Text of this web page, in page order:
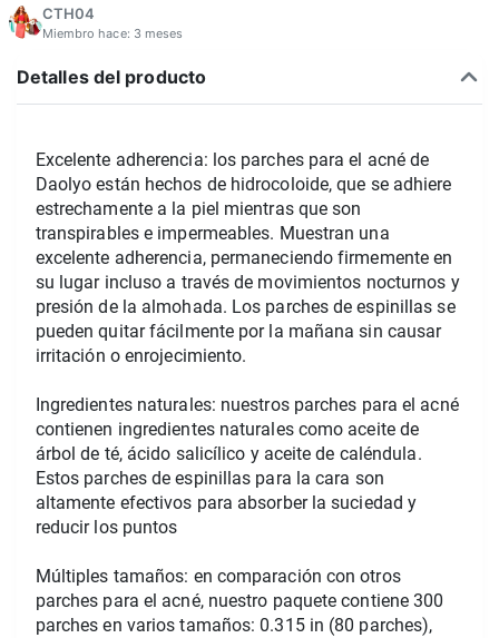
CTH04
Miembro hace: 3 meses
Detalles del producto
Excelente adherencia: los parches para el acné de
Daolyo están hechos de hidrocoloide, que se adhiere
estrechamente a la piel mientras que son
transpirables e impermeables. Muestran una
excelente adherencia, permaneciendo firmemente en
su lugar incluso a través de movimientos nocturnos y
presión de la almohada. Los parches de espinillas se
pueden quitar fácilmente por la mañana sin causar
irritación o enrojecimiento.
Ingredientes naturales: nuestros parches para el acné
contienen ingredientes naturales como aceite de
árbol de té, ácido salicílico y aceite de caléndula.
Estos parches de espinillas para la cara son
altamente efectivos para absorber la suciedad y
reducir los puntos
Múltiples tamaños: en comparación con otros
parches para el acné, nuestro paquete contiene 300
parches en varios tamaños: 0.315 in (80 parches),